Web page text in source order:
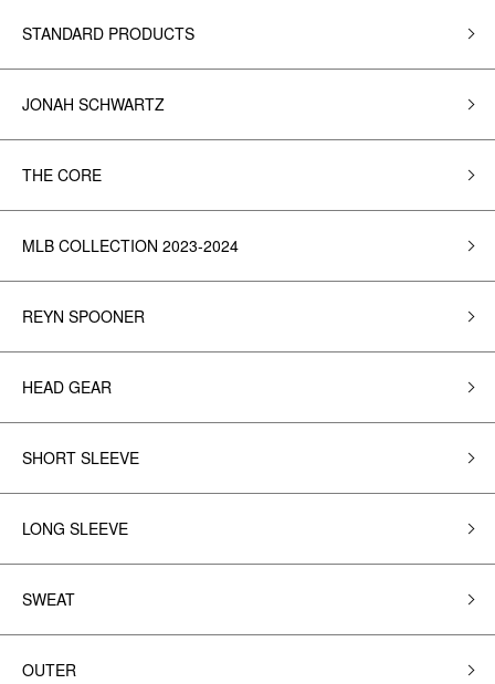
STANDARD PRODUCTS
JONAH SCHWARTZ
THE CORE
MLB COLLECTION 2023-2024
REYN SPOONER
HEAD GEAR
SHORT SLEEVE
LONG SLEEVE
SWEAT
OUTER